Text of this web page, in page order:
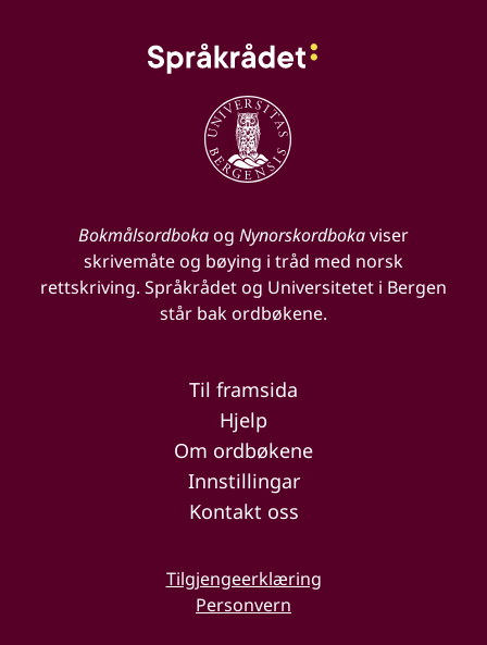
Bokmålsordbokaog Nynorskordbokaviser
skrivemåte og bøying i tråd med norsk
rettskriving. Språkrådet og Universitetet i Bergen
står bak ordbøkene.
Til framsida
Hjelp
Om ordbøkene
Innstillingar
Kontakt oss
Tilgjengeerklæring
Personvern